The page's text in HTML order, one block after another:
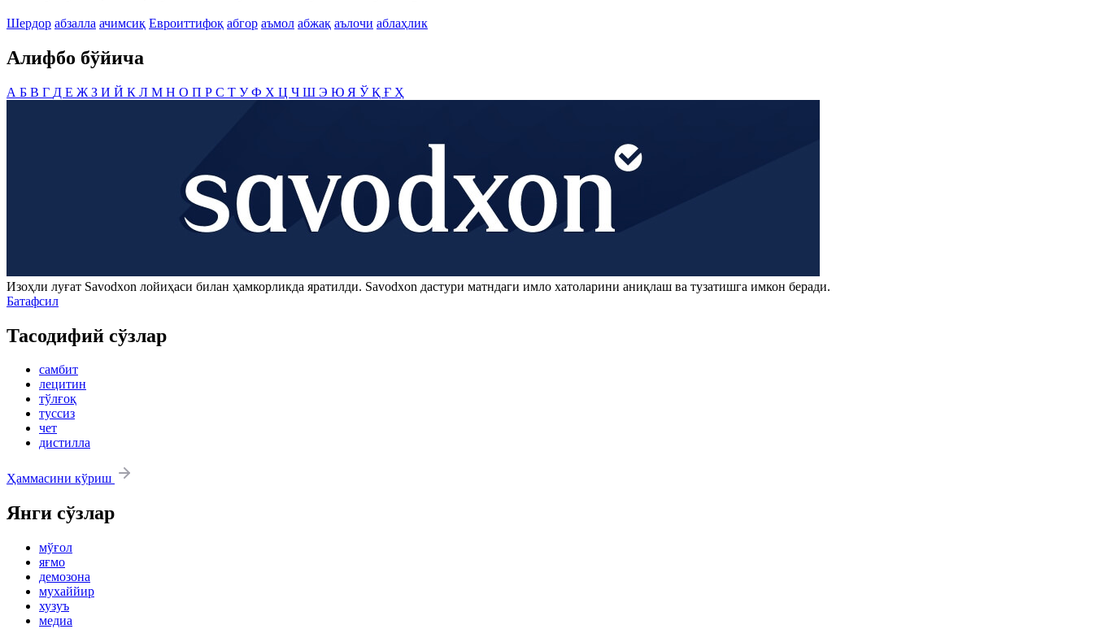
Шердор абзалла ачимсиқ Евроиттифоқ абгор аъмол абжақ аълочи аблаҳлик
Алифбо бўйича
А Б В Г Д Е Ж З И Й К Л М Н О П Р С Т УФ Х Ц Ч Ш Э Ю Я ЎҚ Ғ Ҳ
Изоҳли луғат Savodxon лойиҳаси билан ҳамкорликда яратилди. Savodxon дастури матндаги имло хатоларини аниқлаш ва тузатишга имкон беради.
Батафсил
Тасодифий сўзлар
самбит
лецитин
тўлғоқ
туссиз
чет
дистилла
Ҳаммасини кўриш
Янги сўзлар
мўғол
яғмо
демозона
мухаййир
хузуъ
медиа